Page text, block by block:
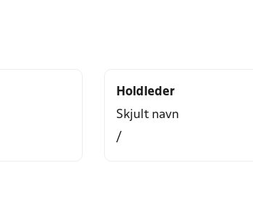
Holdleder
Skjult navn
/